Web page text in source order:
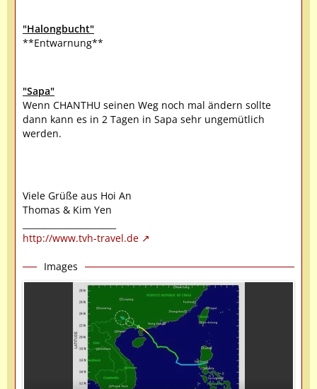
"Halongbucht"
**Entwarnung**
"Sapa"
Wenn CHANTHU seinen Weg noch mal ändern sollte
dann kann es in 2 Tagen in Sapa sehr ungemütlich
werden.
Viele Grüße aus Hoi An
Thomas & Kim Yen
http://www.tvh-travel.de
Images